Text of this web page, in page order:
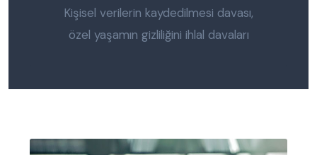
Kişisel verilerin kaydedilmesi davası,
özel yaşamın gizliliğini ihlal davaları